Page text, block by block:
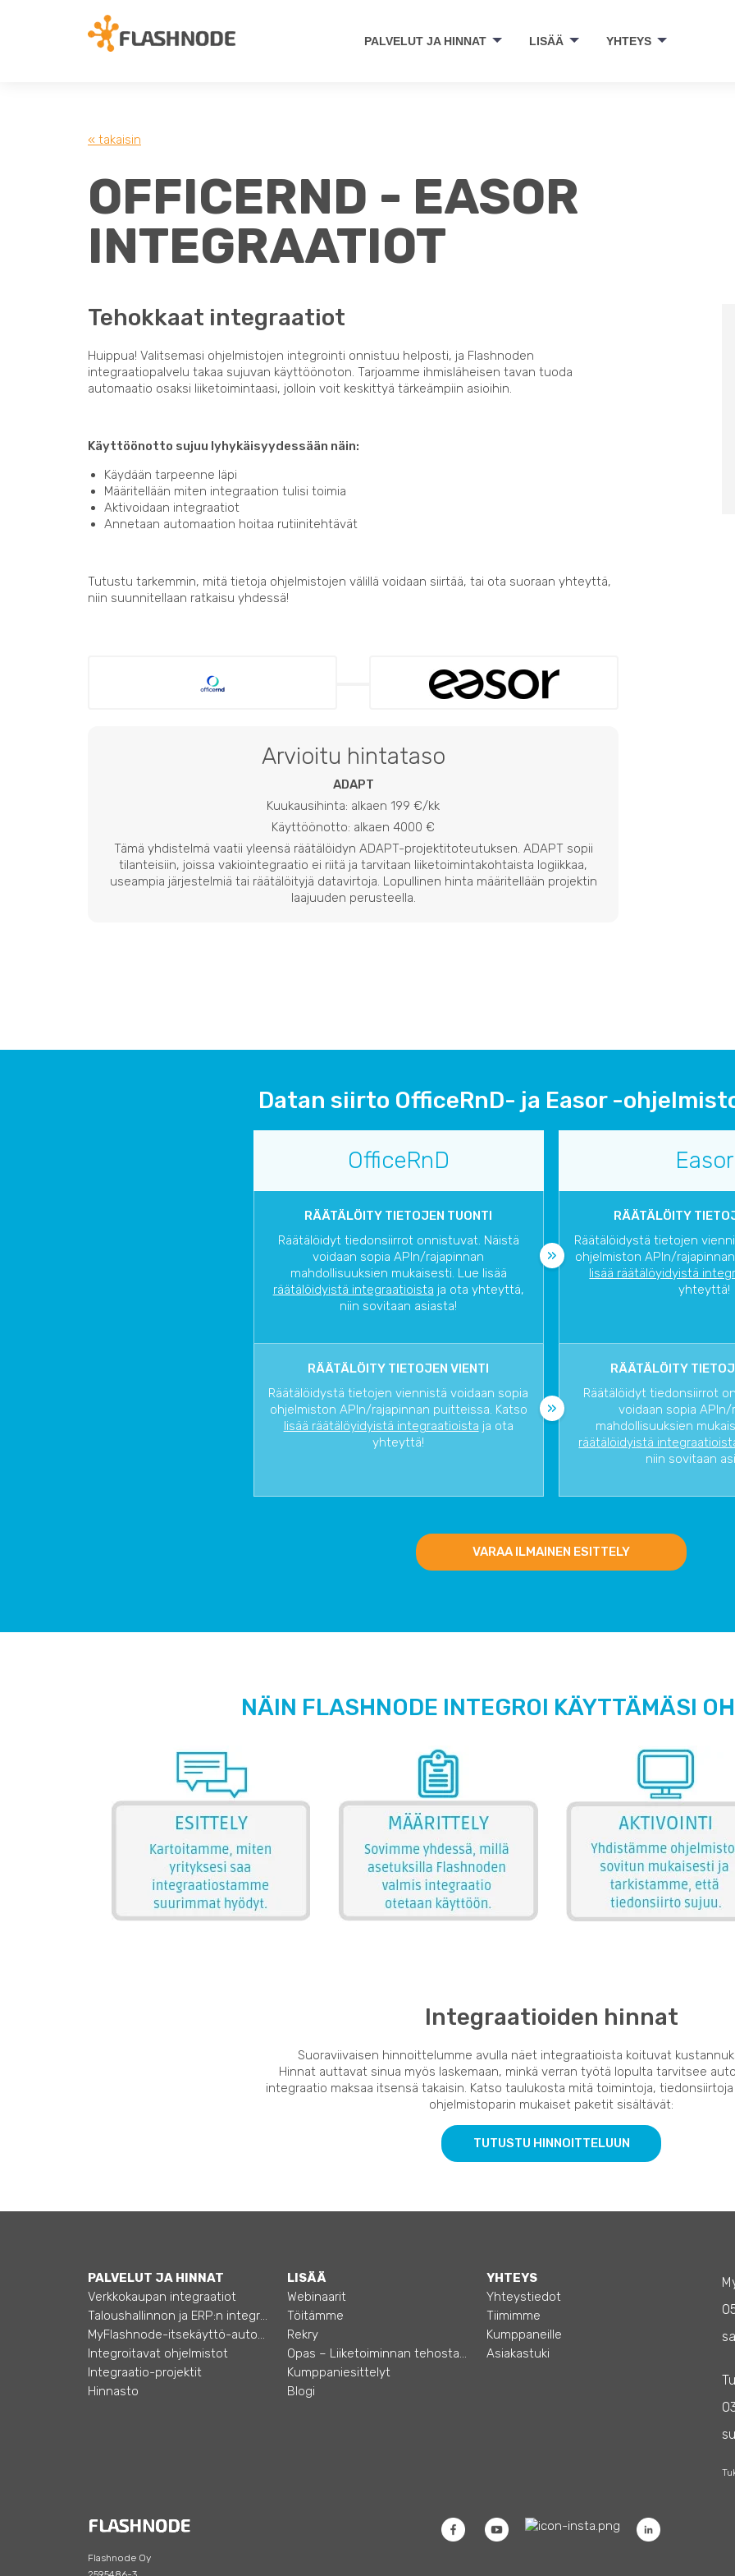
PALVELUT JA HINNAT LISÄÄ YHTEYS
« takaisin
OFFICERND - EASOR
INTEGRAATIOT
Tehokkaat integraatiot
Huippua! Valitsemasi ohjelmistojen integrointi onnistuu helposti, ja Flashnoden
integraatiopalvelu takaa sujuvan käyttöönoton. Tarjoamme ihmisläheisen tavan tuoda
automaatio osaksi liiketoimintaasi, jolloin voit keskittyä tärkeämpiin asioihin.
Käyttöönotto sujuu lyhykäisyydessään näin:
Käydään tarpeenne läpi
Määritellään miten integraation tulisi toimia
Aktivoidaan integraatiot
Annetaan automaation hoitaa rutiinitehtävät
Tutustu tarkemmin, mitä tietoja ohjelmistojen välillä voidaan siirtää, tai ota suoraan yhteyttä,
niin suunnitellaan ratkaisu yhdessä!
Arvioitu hintataso
ADAPT
Kuukausihinta: alkaen 199 €/kk
Käyttöönotto: alkaen 4000 €
Tämä yhdistelmä vaatii yleensä räätälöidyn ADAPT-projektitoteutuksen. ADAPT sopii
tilanteisiin, joissa vakiointegraatio ei riitä ja tarvitaan liiketoimintakohtaista logiikkaa,
useampia järjestelmiä tai räätälöityjä datavirtoja. Lopullinen hinta määritellään projektin
laajuuden perusteella.
Datan siirto OfficeRnD- ja Easor -
OfficeRnD Easor
RÄÄTÄLÖITY TIETOJEN TUONTI
Räätälöidyt tiedonsiirrot onnistuvat. Näistä
voidaan sopia APIn/rajapinnan
mahdollisuuksien mukaisesti. Lue lisää
räätälöidyistä integraatioista ja ota yhteyttä,
niin sovitaan asiasta!
RÄÄTÄLÖITY
Räätälöidystä tietojen
ohjelmiston APIn/
lisää räätälöyidyistä
yhteyttä!
RÄÄTÄLÖITY TIETOJEN VIENTI
Räätälöidystä tietojen viennistä voidaan sopia
ohjelmiston APIn/rajapinnan puitteissa. Katso
lisää räätälöyidyistä integraatioista ja ota
yhteyttä!
RÄÄTÄLÖITY
Räätälöidyt tiedonsiirrot
voidaan sopia APIn/
mahdollisuuksien
räätälöidyistä
niin sovitaan
VARAA ILMAINEN ESITTELY
NÄIN FLASHNODE INTEGROI KÄYTTÄMÄSI
Integraatioiden hinnat
Suoraviivaisen hinnoittelumme avulla näet integraatioista koituvat
Hinnat auttavat sinua myös laskemaan, minkä verran työtä lopulta tarvitsee
integraatio maksaa itsensä takaisin. Katso taulukosta mitä toimintoja,
ohjelmistoparin mukaiset paketit sisältävät:
TUTUSTU HINNOITTELUUN
PALVELUT JA HINNAT
Verkkokaupan integraatiot
Taloushallinnon ja ERP:n integraatiot
MyFlashnode-itsekäyttö-automaatio
Integroitavat ohjelmistot
Integraatio-projektit
Hinnasto
LISÄÄ
Webinaarit
Töitämme
Rekry
Opas – Liiketoiminnan tehostamiseen
Kumppaniesittelyt
Blogi
YHTEYS
Yhteystiedot
Tiimimme
Kumppaneille
Asiakastuki
Flashnode Oy